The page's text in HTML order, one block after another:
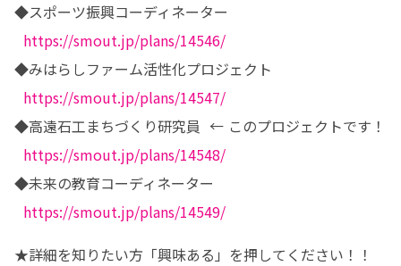
◆スポーツ振興コーディネーター
https://smout.jp/plans/14546/
◆みはらしファーム活性化プロジェクト
https://smout.jp/plans/14547/
◆高遠石工まちづくり研究員  ← このプロジェクトです！
https://smout.jp/plans/14548/
◆未来の教育コーディネーター
https://smout.jp/plans/14549/
★詳細を知りたい方「興味ある」を押してください！！